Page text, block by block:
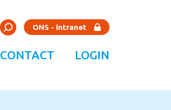
Zoeken
ONS - intranet
CONTACT LOGIN